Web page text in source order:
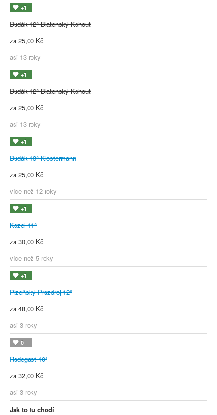
+1
Dudák 12° Blatenský Kohout
za 25,00 Kč
asi 13 roky
+1
Dudák 12° Blatenský Kohout
za 25,00 Kč
asi 13 roky
+1
Dudák 13° Klostermann
za 25,00 Kč
více než 12 roky
+1
Kozel 11°
za 30,00 Kč
více než 5 roky
+1
Plzeňský Prazdroj 12°
za 48,00 Kč
asi 3 roky
0
Radegast 10°
za 32,00 Kč
asi 3 roky
Jak to tu chodí